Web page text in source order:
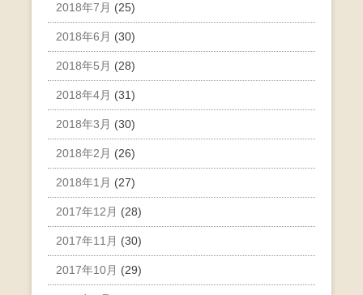
2018年7月 (25)
2018年6月 (30)
2018年5月 (28)
2018年4月 (31)
2018年3月 (30)
2018年2月 (26)
2018年1月 (27)
2017年12月 (28)
2017年11月 (30)
2017年10月 (29)